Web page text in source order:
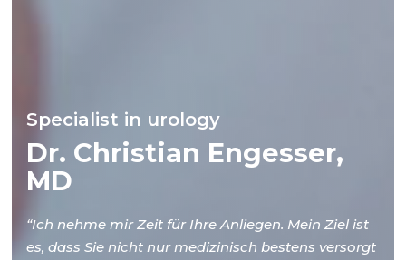
Specialist in urology
Dr. Christian Engesser,
MD
“Ich nehme mir Zeit für Ihre Anliegen. Mein Ziel ist
es, dass Sie nicht nur medizinisch bestens versorgt